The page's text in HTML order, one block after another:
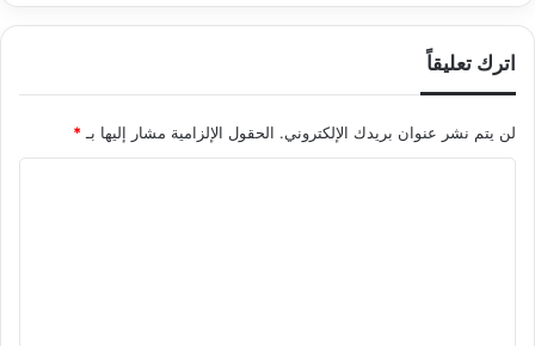
اترك تعليقاً
لن يتم نشر عنوان بريدك الإلكتروني. الحقول الإلزامية مشار إليها بـ *